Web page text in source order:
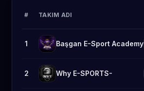
# TAKIM ADI
1 Başgan E-Sport Academy
2 Why E-SPORTS-